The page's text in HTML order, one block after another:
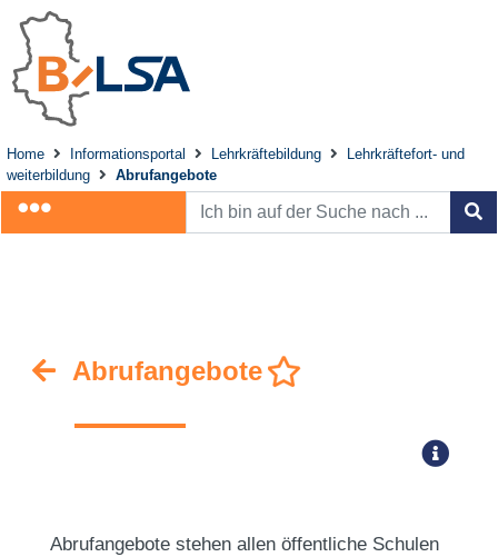
Home Informationsportal Lehrkräftebildung
Lehrkräftefort- und
weiterbildung
Abrufangebote
Abrufangebote
Abrufangebote stehen allen öffentliche Schulen